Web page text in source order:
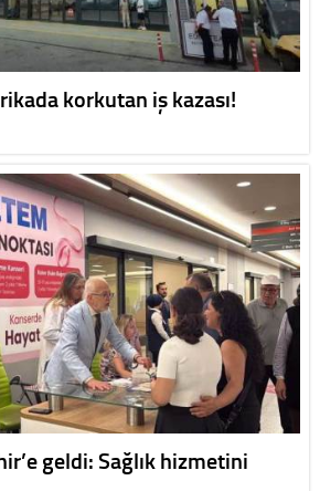
korkutan iş kazası!
geldi: Sağlık hizmetini